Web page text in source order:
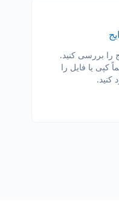
را بررسی کنید.
کپی یا فایل را
کنید.